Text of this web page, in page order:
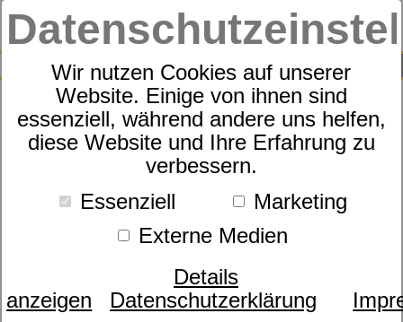
Wir nutzen Cookies auf unserer
Website. Einige von ihnen sind
essenziell, während andere uns helfen,
diese Website und Ihre Erfahrung zu
verbessern.
Essenziell
Marketing
Externe Medien
Details
anzeigen
Datenschutzerklärung
SUCHE
0
DigestTab™ ZenGest
DigestTab™ Kautabletten